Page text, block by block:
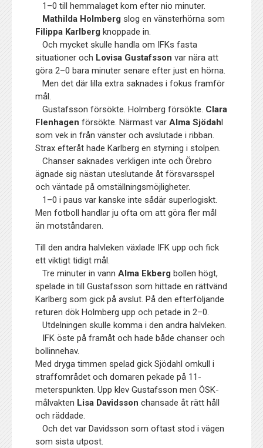
1–0 till hemmalaget kom efter nio minuter.
Mathilda Holmberg slog en vänsterhörna som
Filippa Karlberg knoppade in.
Och mycket skulle handla om IFKs fasta
situationer och Lovisa Gustafsson var nära att
göra 2–0 bara minuter senare efter just en hörna.
Men det där lilla extra saknades i fokus framför
mål.
Gustafsson försökte. Holmberg försökte. Clara
Flenhagen försökte. Närmast varAlma Sjödah
som vek in från vänster och avslutade i ribban.
Strax efteråt hade Karlberg en styrning i stolpen.
Chanser saknades verkligen inte och Örebro
ägnade sig nästan uteslutande åt försvarsspel
och väntade på omställningsmöjligheter.
1–0 i paus var kanske inte sådär superlogiskt.
Men fotboll handlar ju ofta om att göra fler mål
än motståndaren.
Till den andra halvleken växlade IFK upp och fick
ett viktigt tidigt mål.
Tre minuter in vannAlma Ekberg bollen högt,
spelade in till Gustafsson som hittade en rättvänd
Karlberg som gick på avslut. På den efterföljande
returen dök Holmberg upp och petade in 2–0.
Utdelningen skulle komma i den andra halvleken.
IFK öste på framåt och hade både chanser och
bollinnehav.
Med dryga timmen spelad gick Sjödahl omkull i
straffområdet och domaren pekade på 11-
meterspunkten. Upp klev Gustafsson men ÖSK-
målvakten Lisa Davidsson chansade åt rätt håll
och räddade.
Och det var Davidsson som oftast stod i vägen
som sista utpost.